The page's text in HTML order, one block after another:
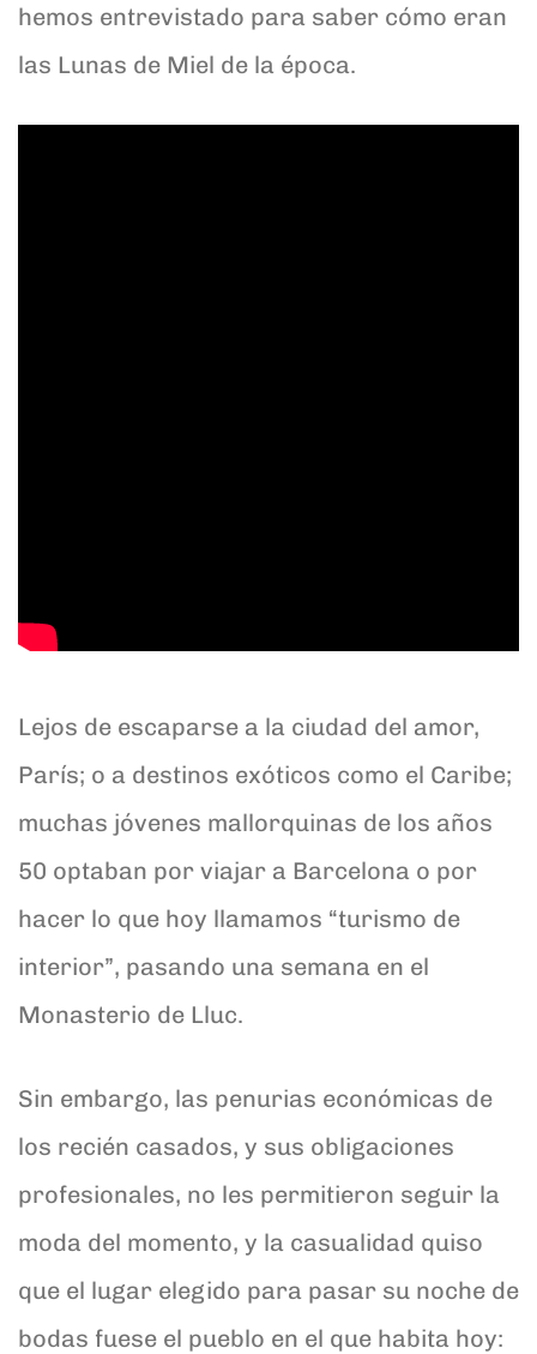
hemos entrevistado para saber cómo eran
las Lunas de Miel de la época.
Lejos de escaparse a la ciudad del amor,
París; o a destinos exóticos como el Caribe;
muchas jóvenes mallorquinas de los años
50 optaban por viajar a Barcelona o por
hacer lo que hoy llamamos “turismo de
interior”, pasando una semana en el
Monasterio de Lluc.
Sin embargo, las penurias económicas de
los recién casados, y sus obligaciones
profesionales, no les permitieron seguir la
moda del momento, y la casualidad quiso
que el lugar elegido para pasar su noche de
bodas fuese el pueblo en el que habita hoy: